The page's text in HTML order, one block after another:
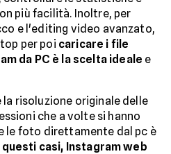
più facilità. Inoltre, per
e l'editing video avanzato,
per poi caricare i file
da PC è la scelta ideale e
risoluzione originale delle
che a volte si hanno
le foto direttamente dal pc è
casi, Instagram web